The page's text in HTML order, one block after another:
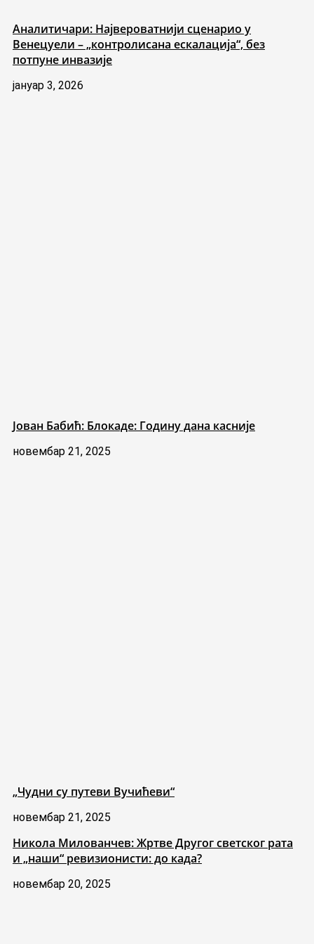
Аналитичари: Највероватнији сценарио у
Венецуели – „контролисана ескалација“, без
потпуне инвазије
јануар 3, 2026
Јован Бабић: Блокаде: Годину дана касније
новембар 21, 2025
„Чудни су путеви Вучићеви“
новембар 21, 2025
Никола Милованчев: Жртве Другог светског рата
и „наши“ ревизионисти: до када?
новембар 20, 2025